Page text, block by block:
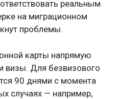
реальным
на миграционном
проблемы.
карты напрямую
визы. Для безвизового
90 днями с момента
случаях — например,